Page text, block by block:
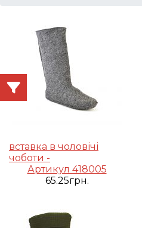
вставка в чоловічі
чоботи -
Артикул 418005
65.25грн.